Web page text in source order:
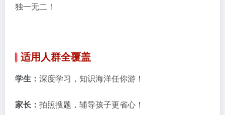
独一无二！
适用人群全覆盖
学生： 深度学习，知识海洋任你游！
家长： 拍照搜题，辅导孩子更省心！